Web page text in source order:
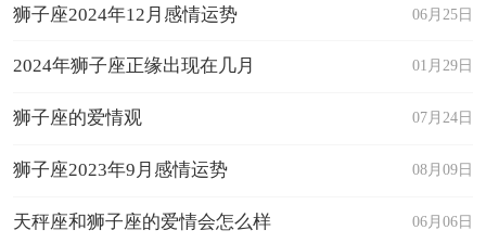
06月25日
狮子座2024年12月感情运势
01月29日
2024年狮子座正缘出现在几月
07月24日
狮子座的爱情观
08月09日
狮子座2023年9月感情运势
06月06日
天秤座和狮子座的爱情会怎么样